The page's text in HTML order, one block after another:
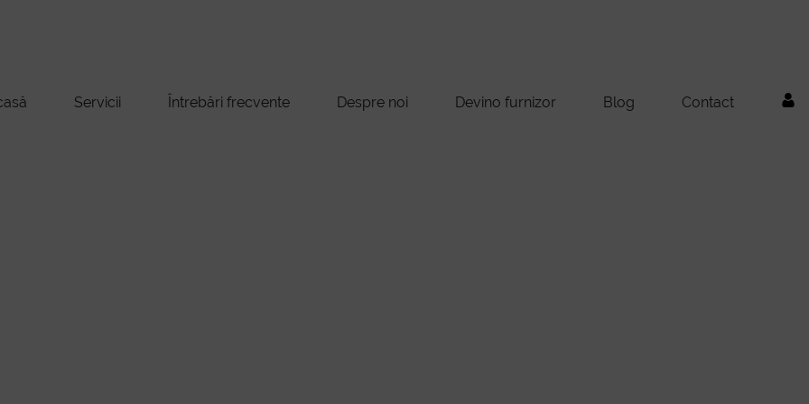
Servicii Întrebări frecvente Despre noi Devino furnizor Blog Contact